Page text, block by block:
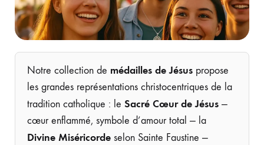
Notre collection de médailles de Jésus propose
les grandes représentations christocentriques de la
tradition catholique : le Sacré Cœur de Jésus —
cœur enflammé, symbole d’amour total — la
Divine Miséricorde selon Sainte Faustine —